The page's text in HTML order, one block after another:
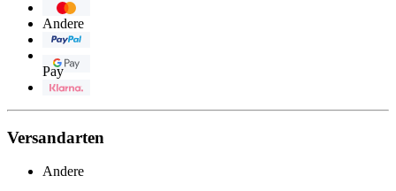
Andere
Pay
Versandarten
Andere